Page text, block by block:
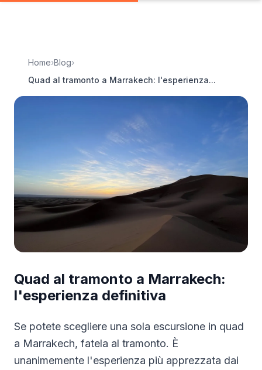
Home›Blog›
Quad al tramonto a Marrakech: l'esperienza...
Quad al tramonto a Marrakech:
l'esperienza definitiva
Se potete scegliere una sola escursione in quad
a Marrakech, fatela al tramonto. È
unanimemente l'esperienza più apprezzata dai